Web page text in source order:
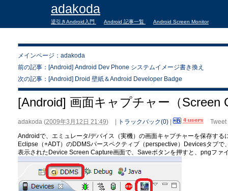
adakoda
逆引きAndroid入門 Android 記事一覧 Android Screen Monitor
メインページ：adakoda
前の記事：[Android] Android Dev Phone システムイメージ書き換え
次の記事：[Android] Droid 壁紙＆Android Developer Badge
[Android] 画面キャプチャー（Screen
adakoda (2009年3月12日 21:49) トラックバック(0)
Tweet
Androidで、エミュレータ/デバイス（実機）の画面キャプチャーを保存する
Eclipse（+ADT）のDDMSパースペクティブ（perspective）Devicesタブで
表示されたDevice Screen Capture画面で、Saveボタンを押すと、pngファ